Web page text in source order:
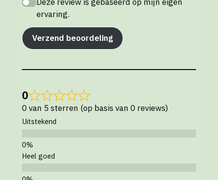
ervaring.
Verzend beoordeling
0
0 van 5 sterren (op basis van 0 reviews)
Uitstekend
Heel goed